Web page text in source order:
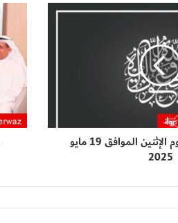
وفيات الكويت اليوم الإثنين الموافق 19 مايو
2025